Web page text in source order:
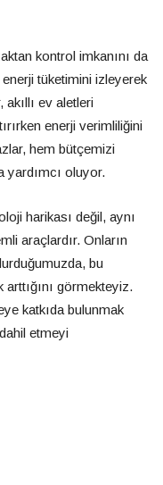
kontrol imkanını da
tüketimini izleyerek
akıllı ev aletleri
enerji verimliliğini
hem bütçemizi
yardımcı oluyor.
harikası değil, aynı
araçlardır. Onların
bu
arttığını görmekteyiz.
katkıda bulunmak
etmeyi